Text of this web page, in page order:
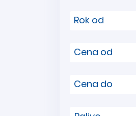
Rok od
Cena od
Cena do